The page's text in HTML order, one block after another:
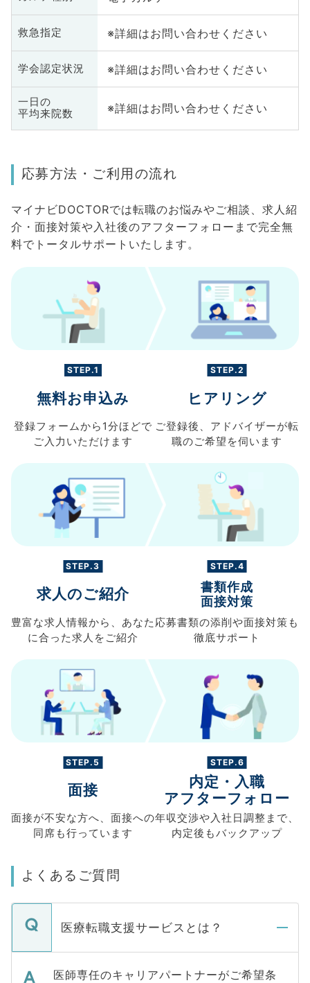
救急指定 ※詳細はお問い合わせください
学会認定状況 ※詳細はお問い合わせください
一日の
平均来院数
※詳細はお問い合わせください
応募方法・ご利用の流れ
マイナビDOCTORでは転職のお悩みやご相談、求人紹
介・面接対策や入社後のアフターフォローまで完全無
料でトータルサポートいたします。
STEP.1
無料お申込み
登録フォームから 1分ほどで
ご入力 いただけます
STEP.2
ヒアリング
ご登録後、 アドバイザーが転
職のご希望を伺います
STEP.3
求人のご紹介
豊富な求人情報から、 あなた
に合った求人を ご紹介
STEP.4
書類作成
面接対策
応募書類の添削や面接対策も
徹底サポート
STEP.5
面接
面接が不安な方へ、 面接への
同席も行っています
STEP.6
内定・入職
アフターフォロー
年収交渉や入社日調整まで、
内定後もバックアップ
よくあるご質問
医療転職支援サービスとは？
医師専任のキャリアパートナーがご希望条